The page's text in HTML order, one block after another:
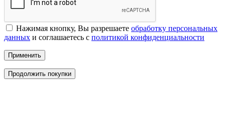
Нажимая кнопку, Вы разрешаете обработку персональных
данных и соглашаетесь с политикой конфиденциальности
Применить
Продолжить покупки